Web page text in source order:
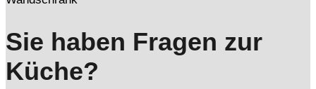
Sie haben Fragen zur
Küche?